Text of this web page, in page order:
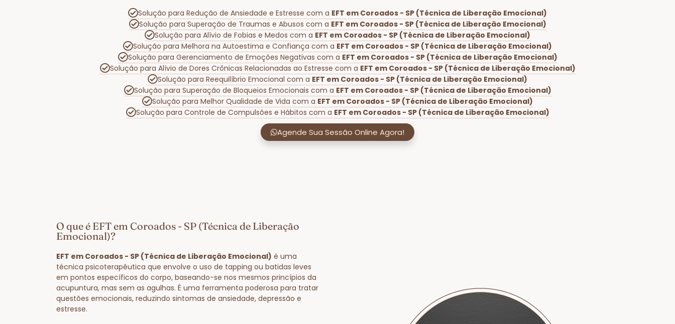
Solução para Redução de Ansiedade e Estresse com a EFT em Coroados - SP (Técnica de Liberação Emocional)
Solução para Superação de Traumas e Abusos com a EFT em Coroados - SP (Técnica de Liberação Emocional)
Solução para Alívio de Fobias e Medos com a EFT em Coroados - SP (Técnica de Liberação Emocional)
Solução para Melhora na Autoestima e Confiança com a EFT em Coroados - SP (Técnica de Liberação Emocional)
Solução para Gerenciamento de Emoções Negativas com a EFT em Coroados - SP (Técnica de Liberação Emocional)
Solução para Alívio de Dores Crônicas Relacionadas ao Estresse com a EFT em Coroados - SP (Técnica de Liberação Emocional)
Solução para Reequilíbrio Emocional com a EFT em Coroados - SP (Técnica de Liberação Emocional)
Solução para Superação de Bloqueios Emocionais com a EFT em Coroados - SP (Técnica de Liberação Emocional)
Solução para Melhor Qualidade de Vida com a EFT em Coroados - SP (Técnica de Liberação Emocional)
Solução para Controle de Compulsões e Hábitos com a EFT em Coroados - SP (Técnica de Liberação Emocional)
Agende Sua Sessão Online Agora!
O que é EFT em Coroados - SP (Técnica de Liberação
Emocional)?
EFT em Coroados - SP (Técnica de Liberação Emocional) é uma
técnica psicoterapêutica que envolve o uso de tapping ou batidas leves
em pontos específicos do corpo, baseando-se nos mesmos princípios da
acupuntura, mas sem as agulhas. É uma ferramenta poderosa para tratar
questões emocionais, reduzindo sintomas de ansiedade, depressão e
estresse.